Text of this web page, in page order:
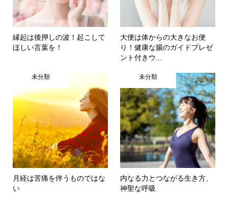
縁起は後押しの波！起こして
ほしい言葉を！
大便は体からの大きなお便
り！健康な腸のガイドプレゼ
ント付きウ...
未分類
月経は苦痛を伴うものではな
い
未分類
内なる力とつながる生き方、
神聖な呼吸